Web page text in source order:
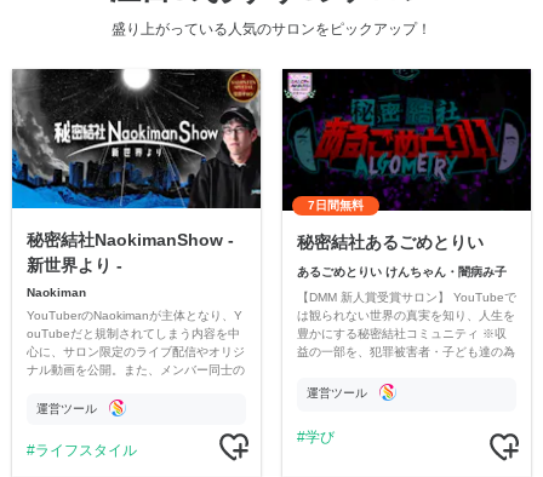
盛り上がっている人気のサロンをピックアップ！
秘密結社NaokimanShow -
新世界より -
Naokiman
YouTuberのNaokimanが主体となり、Y
ouTubeだと規制されてしまう内容を中
心に、サロン限定のライブ配信やオリジ
ナル動画を公開。また、メンバー同士の
ただいています。
運営ツール
ライフスタイル
7日間無料
秘密結社あるごめとりい
あるごめとりい けんちゃん・闇病み子
【DMM 新人賞受賞サロン】 YouTubeで
は観られない世界の真実を知り、人生を
豊かにする秘密結社コミュニティ ※収
益の一部を、犯罪被害者・子ども達の為
す運営ツール
学び